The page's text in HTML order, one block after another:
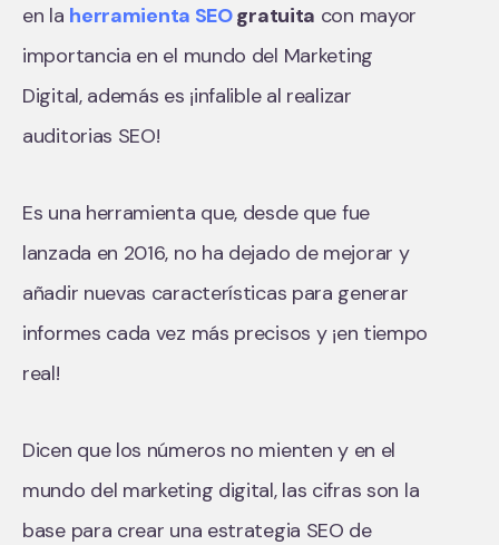
en la herramienta SEOgratuita con mayor
importancia en el mundo del Marketing
Digital, además es ¡infalible al realizar
auditorias SEO!
Es una herramienta que, desde que fue
lanzada en 2016, no ha dejado de mejorar y
añadir nuevas características para generar
informes cada vez más precisos y ¡en tiempo
real!
Dicen que los números no mienten y en el
mundo del marketing digital, las cifras son la
base para crear una estrategia SEO de